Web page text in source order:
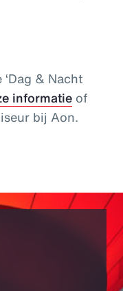
& Nacht
informatie of
bij Aon.